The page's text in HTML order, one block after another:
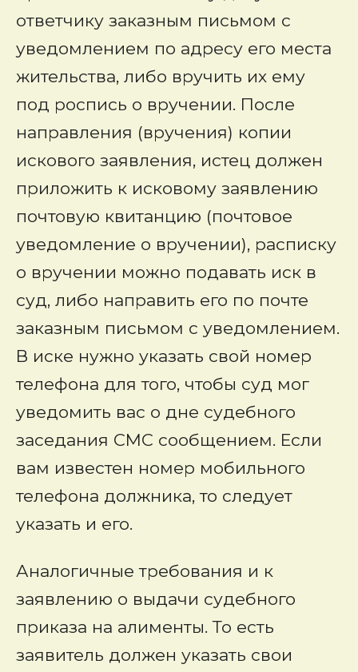
ответчику заказным письмом с
уведомлением по адресу его места
жительства, либо вручить их ему
под роспись о вручении. После
направления (вручения) копии
искового заявления, истец должен
приложить к исковому заявлению
почтовую квитанцию (почтовое
уведомление о вручении), расписку
о вручении можно подавать иск в
суд, либо направить его по почте
заказным письмом с уведомлением.
В иске нужно указать свой номер
телефона для того, чтобы суд мог
уведомить вас о дне судебного
заседания СМС сообщением. Если
вам известен номер мобильного
телефона должника, то следует
указать и его.
Аналогичные требования и к
заявлению о выдачи судебного
приказа на алименты. То есть
заявитель должен указать свои